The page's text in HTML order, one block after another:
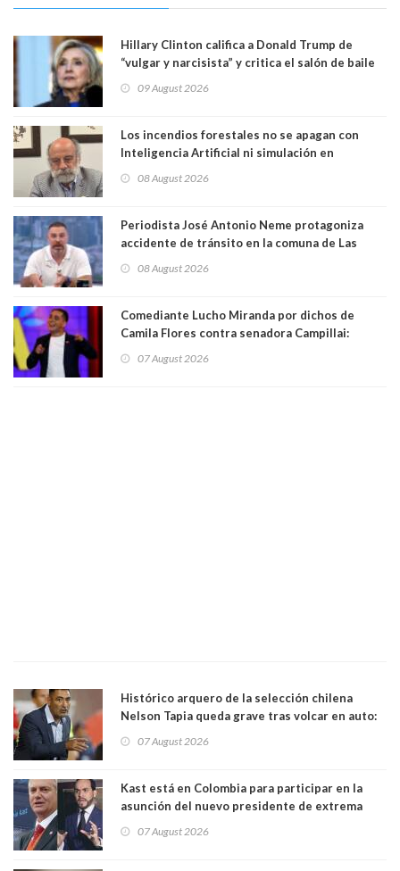
Hillary Clinton califica a Donald Trump de
“vulgar y narcisista” y critica el salón de baile
casa. Y la está destruyendo”
09 August 2026
Los incendios forestales no se apagan con
Inteligencia Artificial ni simulación en
Magister en Asentamientos Humanos PUC
08 August 2026
Periodista José Antonio Neme protagoniza
accidente de tránsito en la comuna de Las
08 August 2026
Comediante Lucho Miranda por dichos de
Camila Flores contra senadora Campillai:
forma de quitar dignidad"
07 August 2026
Histórico arquero de la selección chilena
Nelson Tapia queda grave tras volcar en auto:
07 August 2026
Kast está en Colombia para participar en la
asunción del nuevo presidente de extrema
07 August 2026